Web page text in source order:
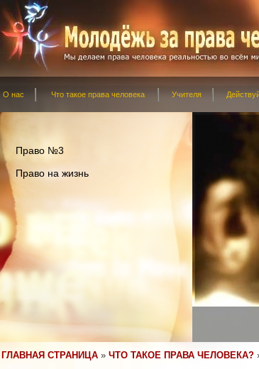
О нас Что такое права человека Учителя
Право №3
Право на жизнь
ГЛАВНАЯ СТРАНИЦА » ЧТО ТАКОЕ ПРАВА ЧЕЛОВЕКА?